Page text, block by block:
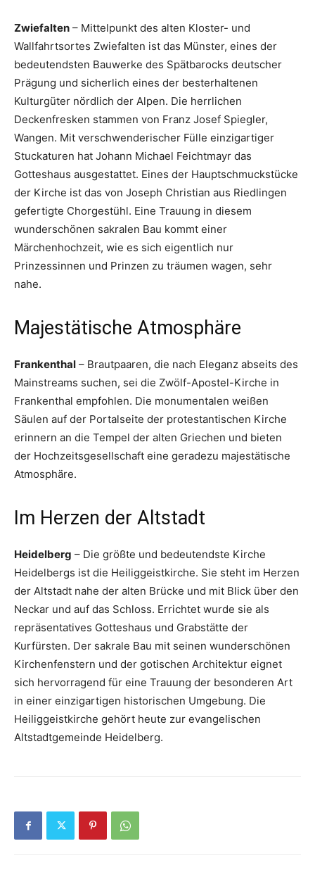
Zwiefalten – Mittelpunkt des alten Kloster- und
Wallfahrtsortes Zwiefalten ist das Münster, eines der
bedeutendsten Bauwerke des Spätbarocks deutscher
Prägung und sicherlich eines der besterhaltenen
Kulturgüter nördlich der Alpen. Die herrlichen
Deckenfresken stammen von Franz Josef Spiegler,
Wangen. Mit verschwenderischer Fülle einzigartiger
Stuckaturen hat Johann Michael Feichtmayr das
Gotteshaus ausgestattet. Eines der Hauptschmuckstücke
der Kirche ist das von Joseph Christian aus Riedlingen
gefertigte Chorgestühl. Eine Trauung in diesem
wunderschönen sakralen Bau kommt einer
Märchenhochzeit, wie es sich eigentlich nur
Prinzessinnen und Prinzen zu träumen wagen, sehr
nahe.
Majestätische Atmosphäre
Frankenthal – Brautpaaren, die nach Eleganz abseits des
Mainstreams suchen, sei die Zwölf-Apostel-Kirche in
Frankenthal empfohlen. Die monumentalen weißen
Säulen auf der Portalseite der protestantischen Kirche
erinnern an die Tempel der alten Griechen und bieten
der Hochzeitsgesellschaft eine geradezu majestätische
Atmosphäre.
Im Herzen der Altstadt
Heidelberg – Die größte und bedeutendste Kirche
Heidelbergs ist die Heiliggeistkirche. Sie steht im Herzen
der Altstadt nahe der alten Brücke und mit Blick über den
Neckar und auf das Schloss. Errichtet wurde sie als
repräsentatives Gotteshaus und Grabstätte der
Kurfürsten. Der sakrale Bau mit seinen wunderschönen
Kirchenfenstern und der gotischen Architektur eignet
sich hervorragend für eine Trauung der besonderen Art
in einer einzigartigen historischen Umgebung. Die
Heiliggeistkirche gehört heute zur evangelischen
Altstadtgemeinde Heidelberg.